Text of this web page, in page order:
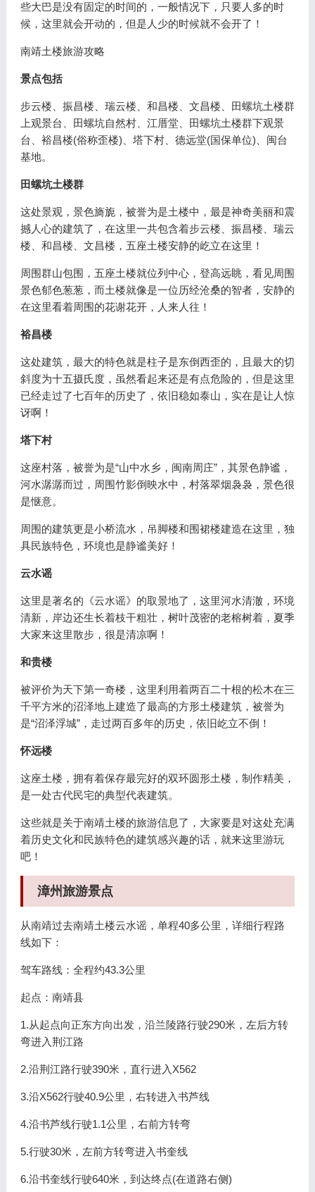
些大巴是没有固定的时间的，一般情况下，只要人多的时
候，这里就会开动的，但是人少的时候就不会开了！
南靖土楼旅游攻略
景点包括
步云楼、振昌楼、瑞云楼、和昌楼、文昌楼、田螺坑土楼群
上观景台、田螺坑自然村、江厝堂、田螺坑土楼群下观景
台、裕昌楼(俗称歪楼)、塔下村、德远堂(国保单位)、闽台
基地。
田螺坑土楼群
这处景观，景色旖旎，被誉为是土楼中，最是神奇美丽和震
撼人心的建筑了，在这里一共包含着步云楼、振昌楼、瑞云
楼、和昌楼、文昌楼，五座土楼安静的屹立在这里！
周围群山包围，五座土楼就位列中心，登高远眺，看见周围
景色郁色葱葱，而土楼就像是一位历经沧桑的智者，安静的
在这里看着周围的花谢花开，人来人往！
裕昌楼
这处建筑，最大的特色就是柱子是东倒西歪的，且最大的切
斜度为十五摄氏度，虽然看起来还是有点危险的，但是这里
已经走过了七百年的历史了，依旧稳如泰山，实在是让人惊
讶啊！
塔下村
这座村落，被誉为是“山中水乡，闽南周庄”，其景色静谧，
河水潺潺而过，周围竹影倒映水中，村落翠烟袅袅，景色很
是惬意。
周围的建筑更是小桥流水，吊脚楼和围裙楼建造在这里，独
具民族特色，环境也是静谧美好！
云水谣
这里是著名的《云水谣》的取景地了，这里河水清澈，环境
清新，岸边还生长着枝干粗壮，树叶茂密的老榕树着，夏季
大家来这里散步，很是清凉啊！
和贵楼
被评价为天下第一奇楼，这里利用着两百二十根的松木在三
千平方米的沼泽地上建造了最高的方形土楼建筑，被誉为
是“沼泽浮城”，走过两百多年的历史，依旧屹立不倒！
怀远楼
这座土楼，拥有着保存最完好的双环圆形土楼，制作精美，
是一处古代民宅的典型代表建筑。
这些就是关于南靖土楼的旅游信息了，大家要是对这处充满
着历史文化和民族特色的建筑感兴趣的话，就来这里游玩
吧！
漳州旅游景点
从南靖过去南靖土楼云水谣，单程40多公里，详细行程路
线如下：
驾车路线：全程约43.3公里
起点：南靖县
1.从起点向正东方向出发，沿兰陵路行驶290米，左后方转
弯进入荆江路
2.沿荆江路行驶390米，直行进入X562
3.沿X562行驶40.9公里，右转进入书芦线
4.沿书芦线行驶1.1公里，右前方转弯
5.行驶30米，左前方转弯进入书奎线
6.沿书奎线行驶640米，到达终点(在道路右侧)